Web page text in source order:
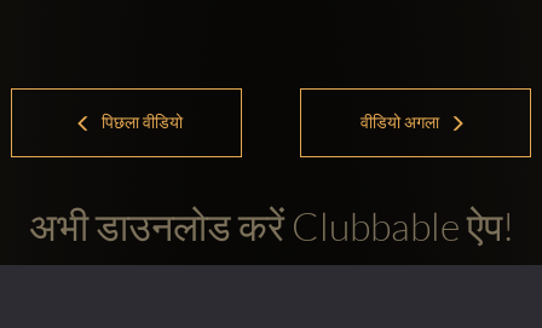
पिछला वीडियो वीडियो अगला
अभी डाउनलोड करें Clubbable ऐप!